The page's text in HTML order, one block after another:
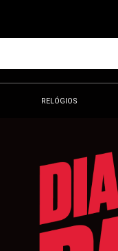
RELÓGIOS